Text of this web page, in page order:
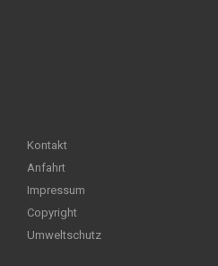
Kontakt
Anfahrt
Impressum
Copyright
Umweltschutz